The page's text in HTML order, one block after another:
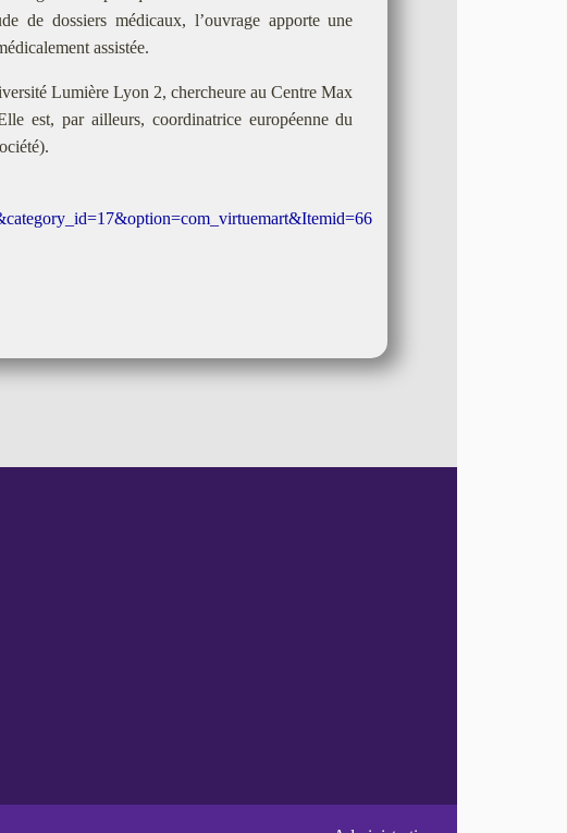
de dossiers médicaux, l’ouvrage apporte une
assistée.
Lumière Lyon 2, chercheure au Centre Max
est, par ailleurs, coordinatrice européenne du